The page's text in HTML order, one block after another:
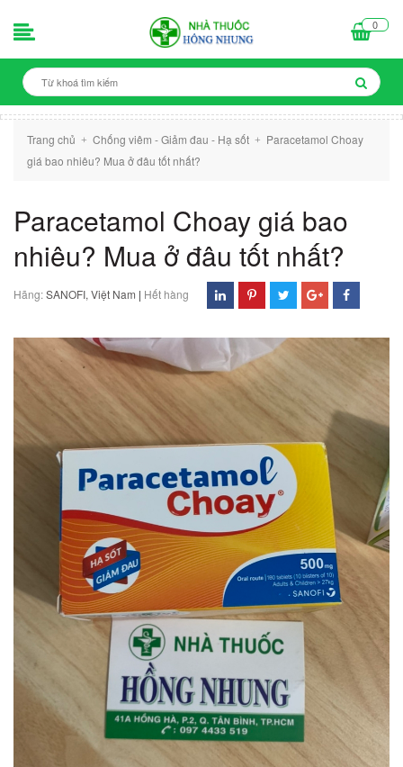
0
Trang chủ + Chống viêm - Giảm đau - Hạ sốt +
Paracetamol Choay
giá bao nhiêu? Mua ở đâu tốt nhất?
Paracetamol Choay giá bao
nhiêu? Mua ở đâu tốt nhất?
Hãng:SANOFI, Việt Nam | Hết hàng